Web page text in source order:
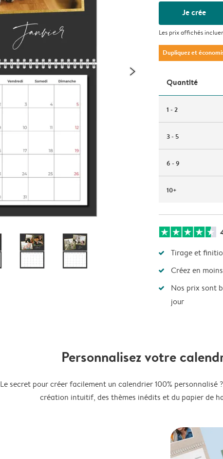
Je crée
Les prix affichés
Dupliquez et
Quantité
1 - 2
3 - 5
6 - 9
10+
Tirage et
Créez en
Nos prix sont
jour
Personnalisez votre
Le secret pour créer facilement un calendrier 100% personnalisé
création intuitif, des thèmes inédits et du papier de